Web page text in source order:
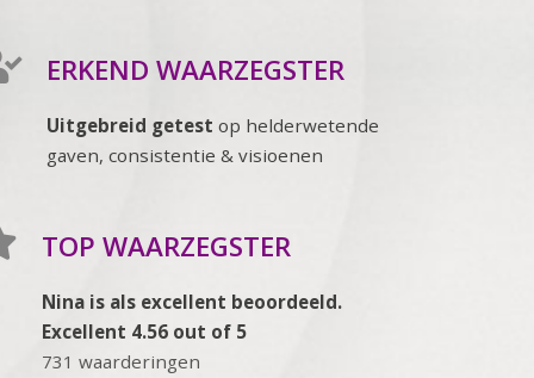
ERKEND WAARZEGSTER
Uitgebreid getest op helderwetende
gaven, consistentie & visioenen
TOP WAARZEGSTER
Nina is als excellent beoordeeld.
Excellent 4.56 out of 5
731 waarderingen